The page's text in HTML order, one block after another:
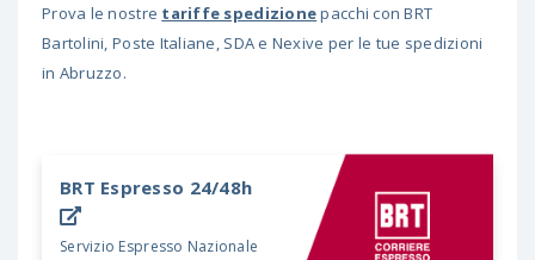
Prova le nostre tariffe spedizionepacchi con BRT
Bartolini, Poste Italiane, SDA e Nexive per le tue spedizioni
in Abruzzo.
BRT Espresso 24/48h
Servizio Espresso Nazionale